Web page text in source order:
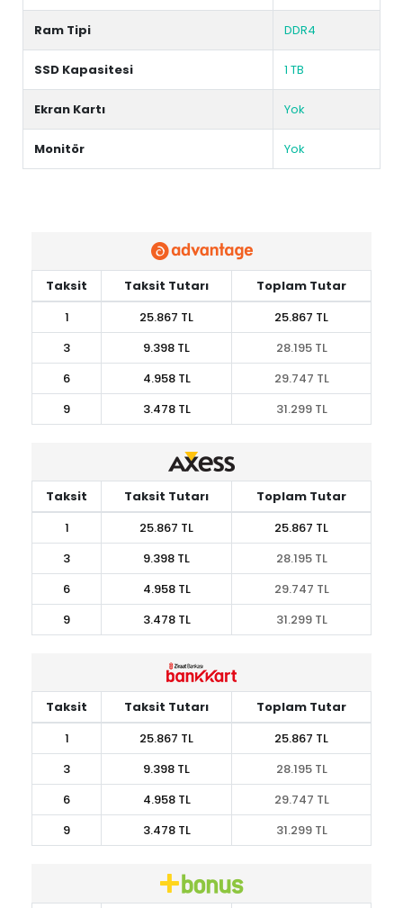
Ram Tipi DDR4
SSD Kapasitesi 1 TB
Ekran Kartı Yok
Monitör Yok
Taksit Taksit Tutarı
Toplam Tutar
1
25.867 TL
25.867 TL
3
9.398 TL
28.195 TL
6
4.958 TL
29.747 TL
9
3.478 TL 31.299 TL
Taksit Taksit Tutarı
Toplam Tutar
1
25.867 TL
25.867 TL
3
9.398 TL
28.195 TL
6
4.958 TL
29.747 TL
9
3.478 TL 31.299 TL
Taksit Taksit Tutarı
Toplam Tutar
1
25.867 TL
25.867 TL
3
9.398 TL
28.195 TL
6
4.958 TL
29.747 TL
9
3.478 TL 31.299 TL